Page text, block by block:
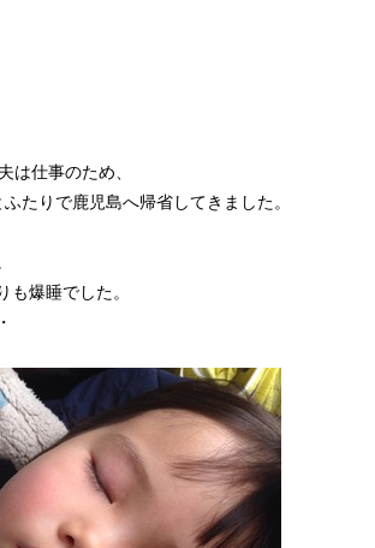
は仕事のため、
たりで鹿児島へ帰省してきました。
も爆睡でした。